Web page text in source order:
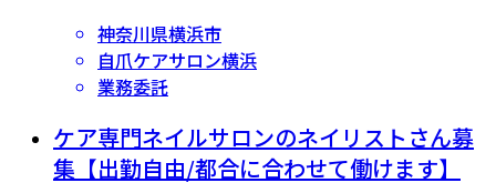
神奈川県横浜市
自爪ケアサロン横浜
業務委託
ケア専門ネイルサロンのネイリストさん募
集【出勤自由/都合に合わせて働けます】